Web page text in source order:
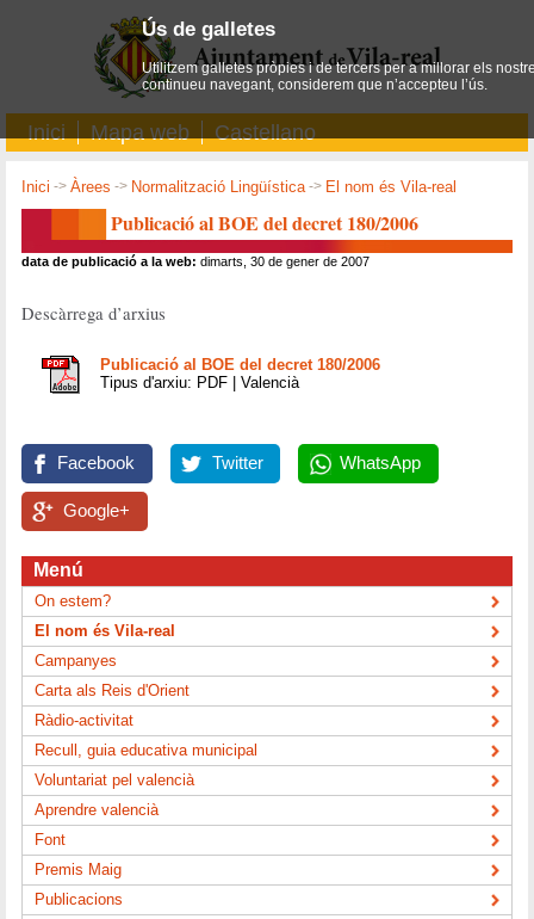
Inici Mapa web Castellano
Inici ->Àrees -> Normalització Lingüística-> El nom és Vila-real
Publicació al BOE del decret 180/2006
data de publicació a la web: dimarts, 30 de gener de 2007
Descàrrega d’arxius
Publicació al BOE del decret 180/2006
Tipus d'arxiu: PDF | Valencià
Facebook Twitter WhatsApp
Google+
Menú
On estem?
El nom és Vila-real
Campanyes
Carta als Reis d'Orient
Ràdio-activitat
Recull, guia educativa municipal
Voluntariat pel valencià
Aprendre valencià
Font
Premis Maig
Publicacions
Ús de galletes
Utilitzem galletes pròpies i de tercers per a millorar els
continueu navegant, considerem que n’accepteu l’ús.